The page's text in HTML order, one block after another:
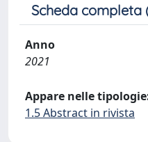
Scheda completa
Anno
2021
Appare nelle
1.5 Abstract in rivista